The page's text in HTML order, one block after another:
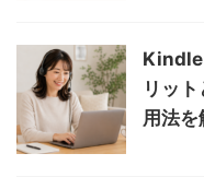
Kindle
リッ
用法を